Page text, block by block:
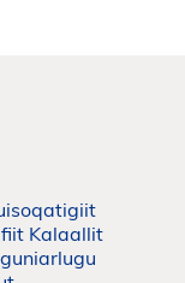
Kalaallit